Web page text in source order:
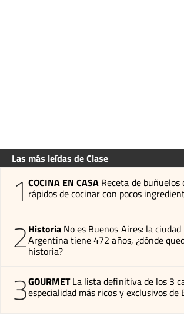
Las más leídas de Clase
1 COCINA EN CASA Receta de buñuelos
rápidos de cocinar con pocos
2Historia No es Buenos Aires: la
Argentina tiene 472 años, ¿dónde
historia?
3GOURMET La lista definitiva de los 3
especialidad más ricos y exclusivos de